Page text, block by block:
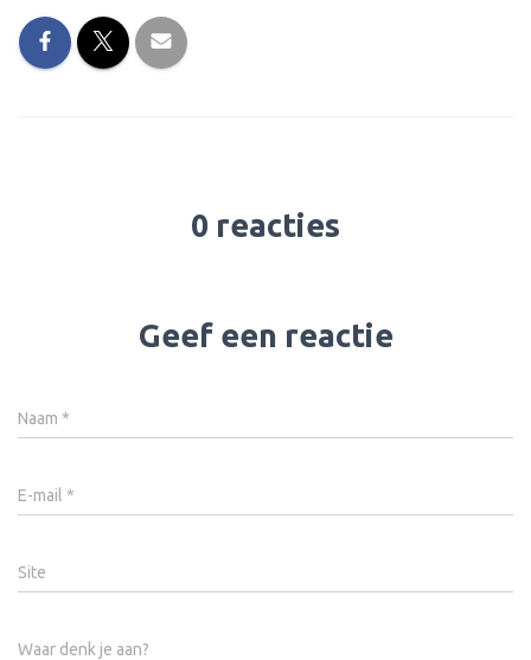
0 reacties
Geef een reactie
Naam *
E-mail *
Site
Waar denk je aan?